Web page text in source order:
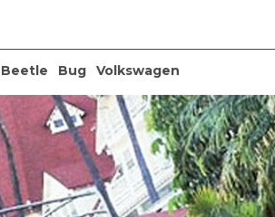
Beetle Bug Volkswagen